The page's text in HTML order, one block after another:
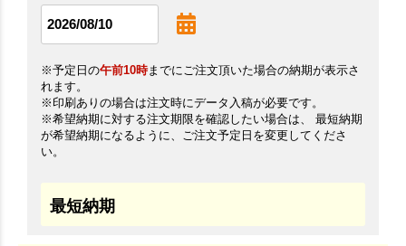
※予定日の午前10時までにご注文頂いた場合の納期が表示さ
れます。
※印刷ありの場合は注文時にデータ入稿が必要です。
※希望納期に対する注文期限を確認したい場合は、 最短納期
が希望納期になるように、ご注文予定日を変更してくださ
い。
最短納期